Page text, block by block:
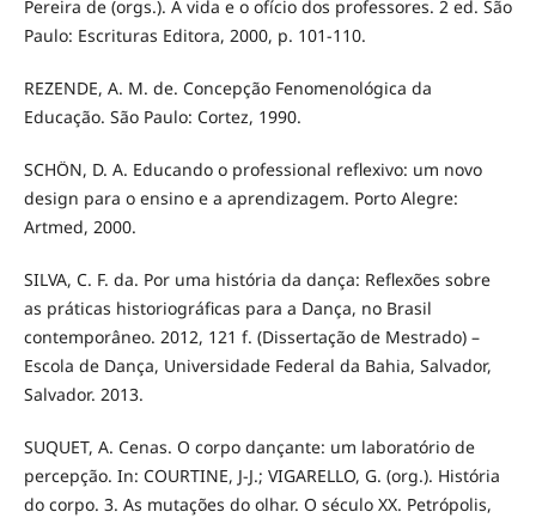
Pereira de (orgs.). A vida e o ofício dos professores. 2 ed. São
Paulo: Escrituras Editora, 2000, p. 101-110.
REZENDE, A. M. de. Concepção Fenomenológica da
Educação. São Paulo: Cortez, 1990.
SCHÖN, D. A. Educando o professional reflexivo: um novo
design para o ensino e a aprendizagem. Porto Alegre:
Artmed, 2000.
SILVA, C. F. da. Por uma história da dança: Reflexões sobre
as práticas historiográficas para a Dança, no Brasil
contemporâneo. 2012, 121 f. (Dissertação de Mestrado) –
Escola de Dança, Universidade Federal da Bahia, Salvador,
Salvador. 2013.
SUQUET, A. Cenas. O corpo dançante: um laboratório de
percepção. In: COURTINE, J-J.; VIGARELLO, G. (org.). História
do corpo. 3. As mutações do olhar. O século XX. Petrópolis,